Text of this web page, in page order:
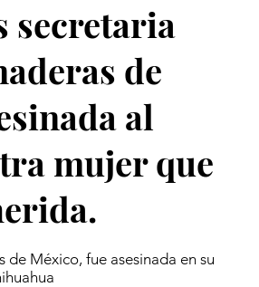
secretaria
de
al
mujer que
México, fue asesinada en su